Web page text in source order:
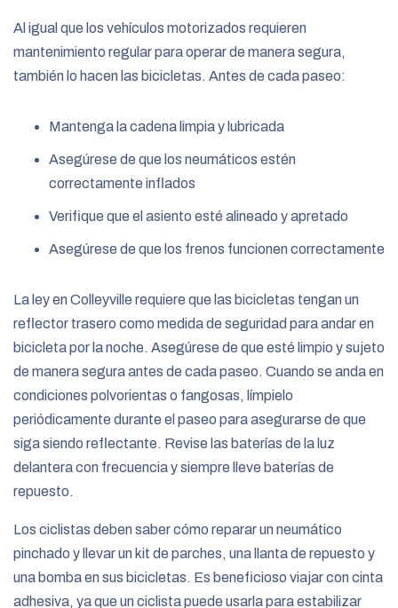
Al igual que los vehículos motorizados requieren
mantenimiento regular para operar de manera segura,
también lo hacen las bicicletas. Antes de cada paseo:
Mantenga la cadena limpia y lubricada
Asegúrese de que los neumáticos estén
correctamente inflados
Verifique que el asiento esté alineado y apretado
Asegúrese de que los frenos funcionen correctamente
La ley en Colleyville requiere que las bicicletas tengan un
reflector trasero como medida de seguridad para andar en
bicicleta por la noche. Asegúrese de que esté limpio y sujeto
de manera segura antes de cada paseo. Cuando se anda en
condiciones polvorientas o fangosas, límpielo
periódicamente durante el paseo para asegurarse de que
siga siendo reflectante. Revise las baterías de la luz
delantera con frecuencia y siempre lleve baterías de
repuesto.
Los ciclistas deben saber cómo reparar un neumático
pinchado y llevar un kit de parches, una llanta de repuesto y
una bomba en sus bicicletas. Es beneficioso viajar con cinta
adhesiva, ya que un ciclista puede usarla para estabilizar